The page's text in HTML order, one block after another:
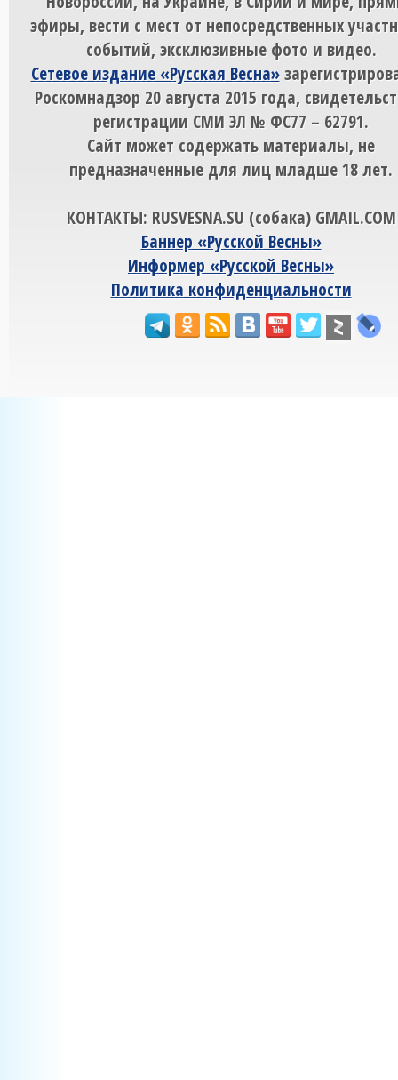
эфиры, вести с мест от непосредственных
событий, эксклюзивные фото и видео.
Сетевое издание «Русская Весна»
Роскомнадзор 20 августа 2015 года,
регистрации СМИ ЭЛ № ФС77 – 62791.
Сайт может содержать материалы, не
предназначенные для лиц младше 18 лет.
КОНТАКТЫ: RUSVESNA.SU (собака) GMAIL.COM
Баннер «Русской Весны»
Информер «Русской Весны»
Политика конфиденциальности